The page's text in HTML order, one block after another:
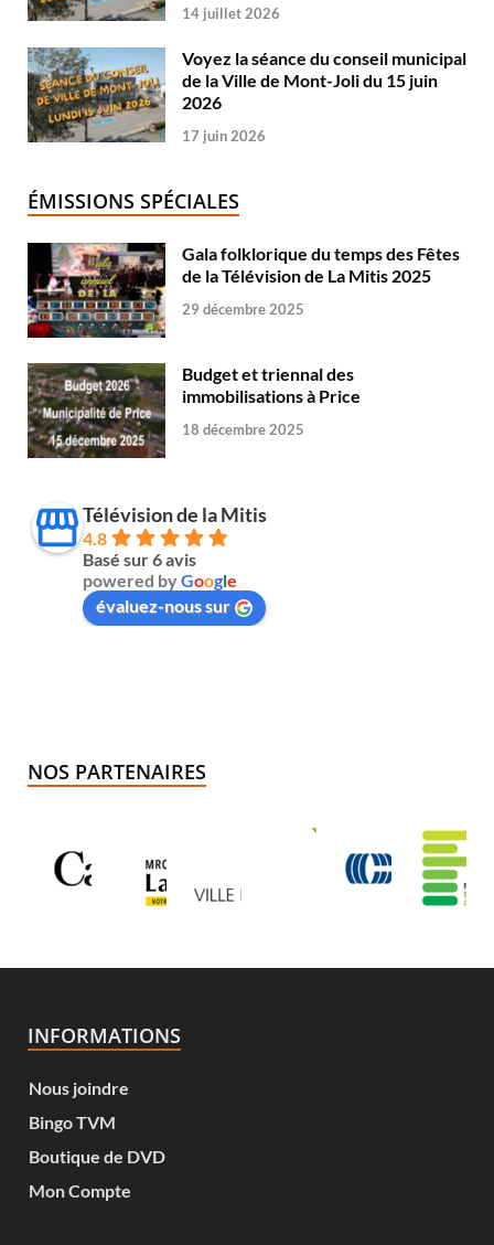
14 juillet 2026
Voyez la séance du conseil municipal
de la Ville de Mont-Joli du 15 juin
2026
17 juin 2026
ÉMISSIONS SPÉCIALES
Gala folklorique du temps des Fêtes
de la Télévision de La Mitis 2025
29 décembre 2025
Budget et triennal des
immobilisations à Price
18 décembre 2025
Télévision de la Mitis
4.8
Basé sur 6 avis
powered byGoogle
évaluez-nous sur
NOS PARTENAIRES
INFORMATIONS
Nous joindre
Bingo TVM
Boutique de DVD
Mon Compte